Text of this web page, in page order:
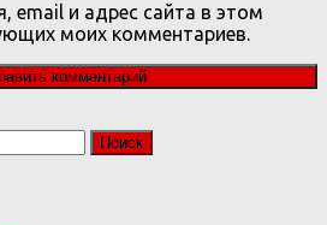
email и адрес сайта в этом
моих комментариев.